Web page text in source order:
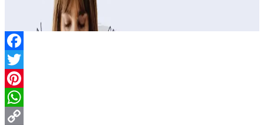
Facebook
Twitter
Pinterest
WhatsApp